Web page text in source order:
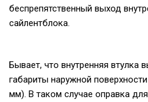
беспрепятственный выход
сайлентблока.
Бывает, что внутренняя втулка
габариты наружной
мм). В таком случае оправка